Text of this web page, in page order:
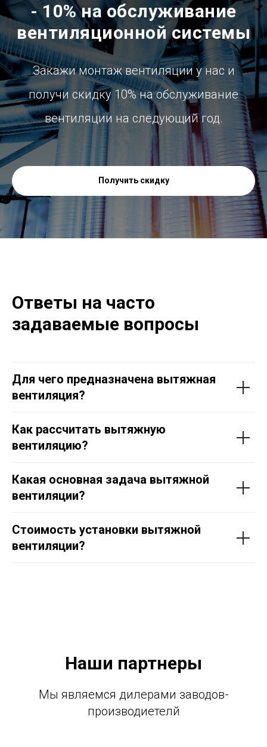
- 10% на обслуживание
вентиляционной системы
Закажи монтаж вентиляции у нас и
получи скидку 10% на обслуживание
вентиляции на следующий год.
Получить скидку
Ответы на часто
задаваемые вопросы
Для чего предназначена вытяжная
вентиляция?
Как рассчитать вытяжную
вентиляцию?
Какая основная задача вытяжной
вентиляции?
Стоимость установки вытяжной
вентиляции?
Наши партнеры
Мы являемся дилерами заводов-
производиетелй